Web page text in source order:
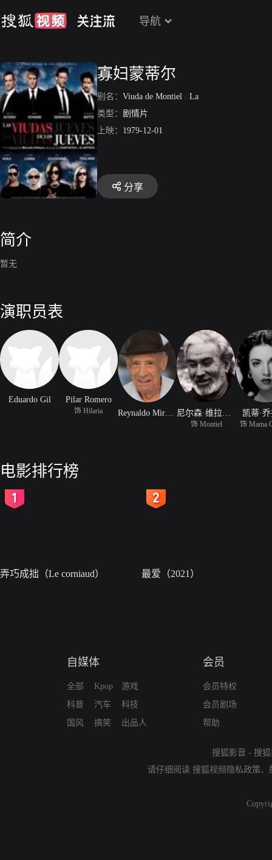
导航
寡妇蒙蒂尔
别名： Viuda de Montiel / La
类型： 剧情片
上映： 1979-12-01
分享
简介
暂无
演职员表
Eduardo Gil Pilar Romero
饰 Hilaria
饰 Montiel
凯蒂·
饰 Mama
电影排行榜
弄巧成拙（Le corniaud） 最爱（2021）
自媒体
全部
科普
国风
Kpop
汽车
搞笑
游戏
科技
出品人
会员
会员特权
会员剧场
帮助
搜狐影音 - 搜
请仔细阅读 搜狐视频隐私政策、